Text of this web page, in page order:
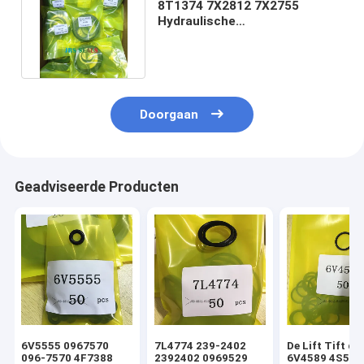
8T1374 7X2812 7X2755
Hydraulische
Doorgaan
Geadviseerde Producten
6V5555 0967570
096-7570 4F7388
7L4774 239-2402
2392402 0969529
De Lift Tift die
6V4589